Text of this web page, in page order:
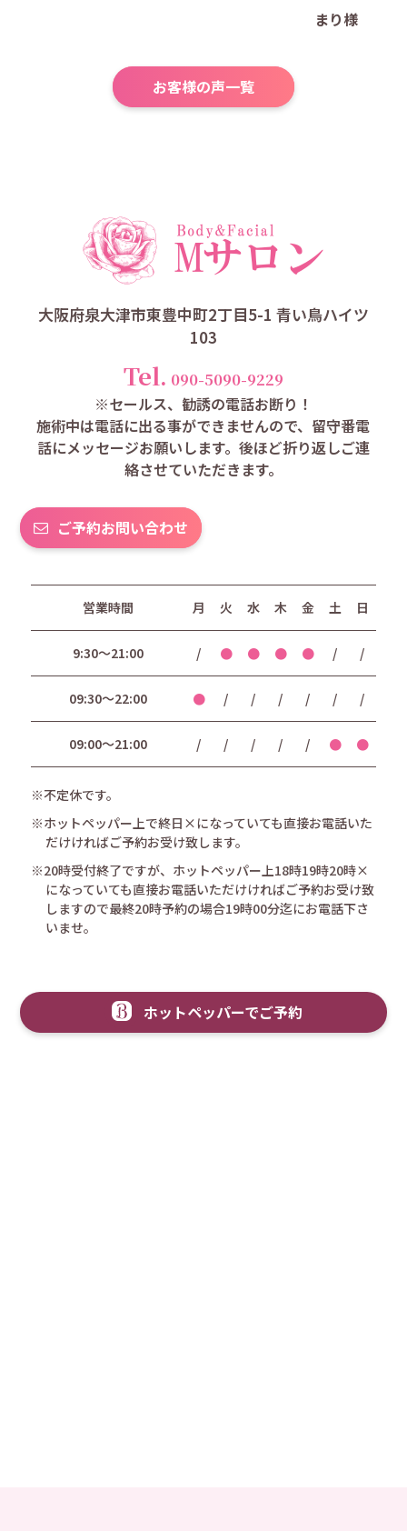
まり様
お客様の声一覧
大阪府泉大津市東豊中町2丁目5-1 青い鳥ハイツ
103
Tel. 090-5090-9229
※セールス、勧誘の電話お断り！
施術中は電話に出る事ができませんので、留守番電
話にメッセージお願いします。後ほど折り返しご連
絡させていただきます。
ご予約お問い合わせ
営業時間 月 火 水 木 金 土 日
9:30〜21:00 / ● ● ● ● / /
09:30〜22:00 ● / / / / / /
09:00〜21:00 / / / / / ● ●
※不定休です。
※ホットペッパー上で終日×になっていても直接お電話いた
だけければご予約お受け致します。
※20時受付終了ですが、ホットペッパー上18時19時20時×
になっていても直接お電話いただけければご予約お受け致
しますので最終20時予約の場合19時00分迄にお電話下さ
いませ。
ホットペッパーでご予約